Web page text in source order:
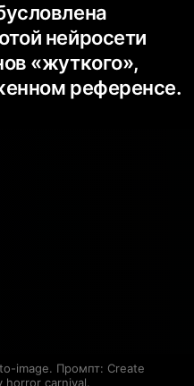
нейросети
«жуткого»,
референсе.
image. Промпт: Create
horror carnival.